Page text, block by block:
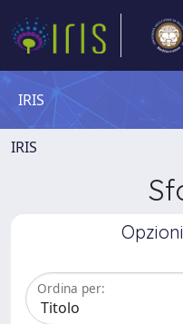
IRIS
IRIS
Opzioni
Ordina per: